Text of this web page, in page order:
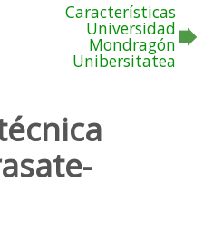
Características
Universidad
Mondragón
Unibersitatea